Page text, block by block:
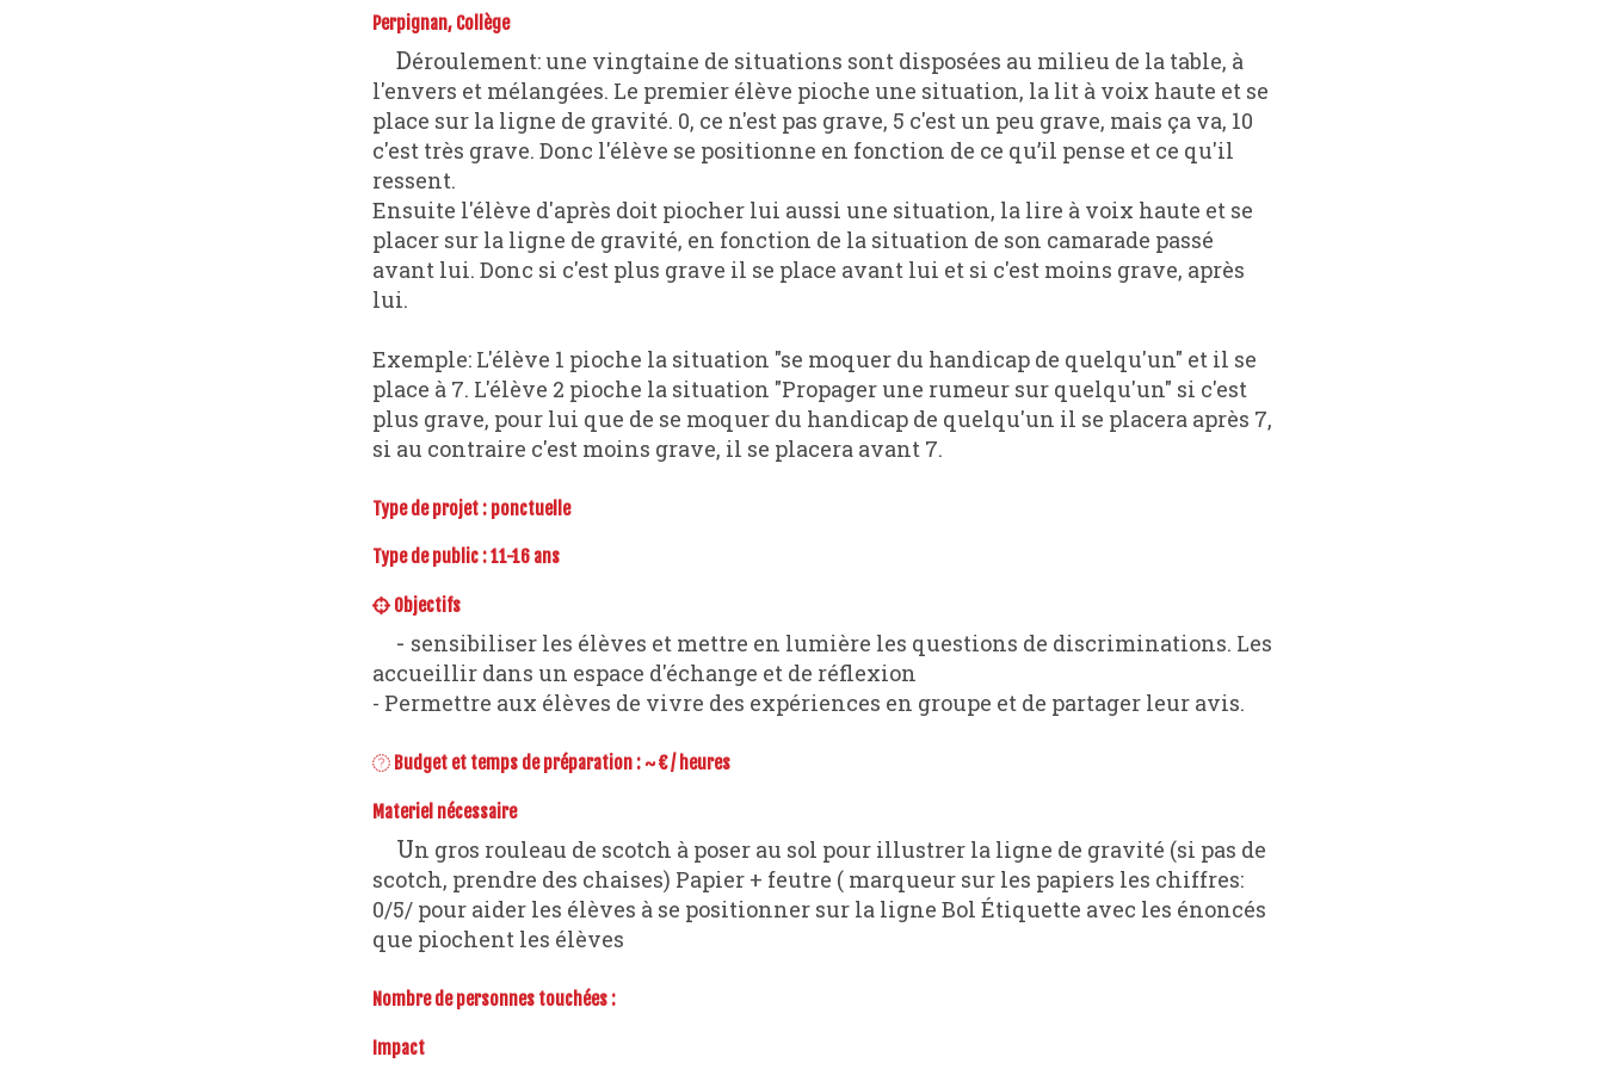
Perpignan, Collège
Déroulement: une vingtaine de situations sont disposées au milieu de la table, à
l'envers et mélangées. Le premier élève pioche une situation, la lit à voix haute et se
place sur la ligne de gravité. 0, ce n'est pas grave, 5 c'est un peu grave, mais ça va, 10
c'est très grave. Donc l'élève se positionne en fonction de ce qu’il pense et ce qu'il
ressent.
Ensuite l'élève d'après doit piocher lui aussi une situation, la lire à voix haute et se
placer sur la ligne de gravité, en fonction de la situation de son camarade passé
avant lui. Donc si c'est plus grave il se place avant lui et si c'est moins grave, après
lui.
Exemple: L'élève 1 pioche la situation "se moquer du handicap de quelqu'un" et il se
place à 7. L'élève 2 pioche la situation "Propager une rumeur sur quelqu'un" si c'est
plus grave, pour lui que de se moquer du handicap de quelqu'un il se placera après 7,
si au contraire c'est moins grave, il se placera avant 7.
Type de projet : ponctuelle
Type de public : 11-16 ans
Objectifs
- sensibiliser les élèves et mettre en lumière les questions de discriminations. Les
accueillir dans un espace d'échange et de réflexion
- Permettre aux élèves de vivre des expériences en groupe et de partager leur avis.
Budget et temps de préparation : ~ € / heures
Materiel nécessaire
Un gros rouleau de scotch à poser au sol pour illustrer la ligne de gravité (si pas de
scotch, prendre des chaises) Papier + feutre ( marqueur sur les papiers les chiffres:
0/5/ pour aider les élèves à se positionner sur la ligne Bol Étiquette avec les énoncés
que piochent les élèves
Nombre de personnes touchées :
Impact